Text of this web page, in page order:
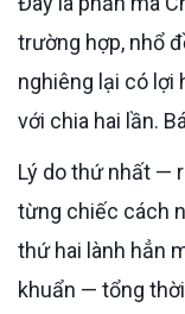
trường hợp, nhổ
nghiêng lại có lợi
với chia hai lần.
Lý do thứ nhất — rút ngắn tổng thời gian chờ: nếu nhổ
từng chiếc cách
thứ hai lành hẳn
khuẩn — tổng